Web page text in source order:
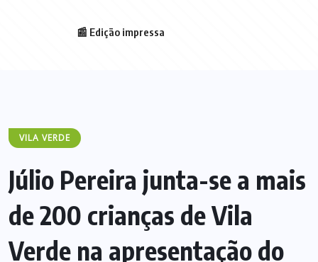
📰 Edição impressa
VILA VERDE
Júlio Pereira junta-se a mais
de 200 crianças de Vila
Verde na apresentação do